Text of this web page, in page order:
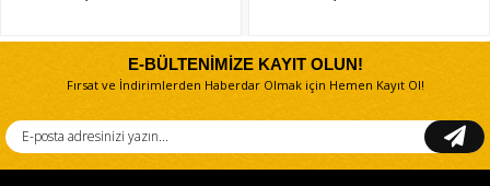
E-BÜLTENİMİZE KAYIT OLUN!
Fırsat ve İndirimlerden Haberdar Olmak için Hemen Kayıt Ol!